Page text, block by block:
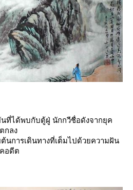
ที่ได้พบกับตู้ฝู่ นักกวีชื่อดังจากยุค
กลง
นการเดินทางที่เต็มไปด้วยความฝัน
อดีต